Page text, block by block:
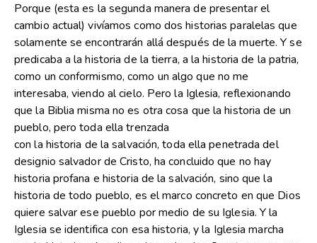
Porque (esta es la segunda manera de presentar el
cambio actual) vivíamos como dos historias paralelas que
solamente se encontrarán allá después de la muerte. Y se
predicaba a la historia de la tierra, a la historia de la patria,
como un conformismo, como un algo que no me
interesaba, viendo al cielo. Pero la Iglesia, reflexionando
que la Biblia misma no es otra cosa que la historia de un
pueblo, pero toda ella trenzada
con la historia de la salvación, toda ella penetrada del
designio salvador de Cristo, ha concluido que no hay
historia profana e historia de la salvación, sino que la
historia de todo pueblo, es el marco concreto en que Dios
quiere salvar ese pueblo por medio de su Iglesia. Y la
Iglesia se identifica con esa historia, y la Iglesia marcha